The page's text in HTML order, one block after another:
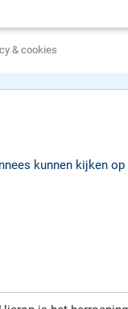
& cookies
kunnen kijken